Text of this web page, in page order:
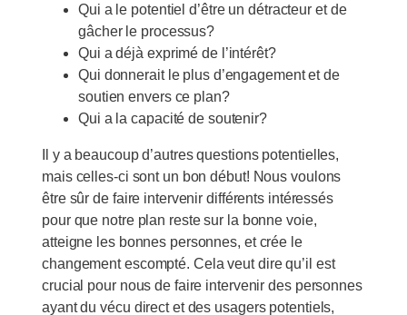
Qui a le potentiel d’être un détracteur et de
gâcher le processus?
Qui a déjà exprimé de l’intérêt?
Qui donnerait le plus d’engagement et de
soutien envers ce plan?
Qui a la capacité de soutenir?
Il y a beaucoup d’autres questions potentielles,
mais celles-ci sont un bon début! Nous voulons
être sûr de faire intervenir différents intéressés
pour que notre plan reste sur la bonne voie,
atteigne les bonnes personnes, et crée le
changement escompté. Cela veut dire qu’il est
crucial pour nous de faire intervenir des personnes
ayant du vécu direct et des usagers potentiels,